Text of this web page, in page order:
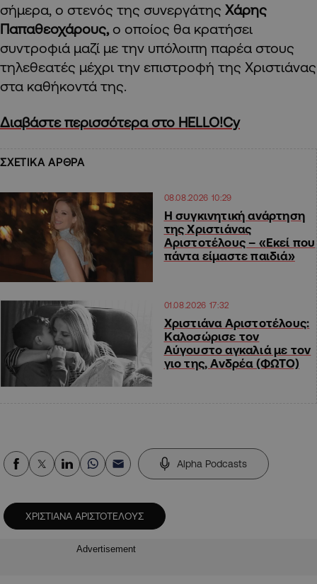
σήμερα, ο στενός της συνεργάτης Χάρης
Παπαθεοχάρους, ο οποίος θα κρατήσει
συντροφιά μαζί με την υπόλοιπη παρέα στους
τηλεθεατές μέχρι την επιστροφή της Χριστιάνας
στα καθήκοντά της.
Διαβάστε περισσότερα στο HELLO!Cy
ΣΧΕΤΙΚΑ ΑΡΘΡΑ
08.08.2026 10:29
H συγκινητική ανάρτηση
της Χριστιάνας
Αριστοτέλους – «Εκεί που
πάντα είμαστε παιδιά»
01.08.2026 17:32
Χριστιάνα Αριστοτέλους:
Καλοσώρισε τον
Αύγουστο αγκαλιά με τον
γιο της, Ανδρέα (ΦΩΤΟ)
Alpha Podcasts
ΧΡΙΣΤΙΑΝΑ ΑΡΙΣΤΟΤΕΛΟΥΣ
Advertisement